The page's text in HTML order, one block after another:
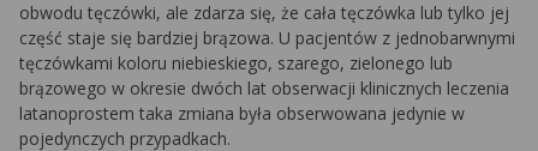
obwodu tęczówki, ale zdarza się, że cała tęczówka lub tylko jej
część staje się bardziej brązowa. U pacjentów z jednobarwnymi
tęczówkami koloru niebieskiego, szarego, zielonego lub
brązowego w okresie dwóch lat obserwacji klinicznych leczenia
latanoprostem taka zmiana była obserwowana jedynie w
pojedynczych przypadkach.